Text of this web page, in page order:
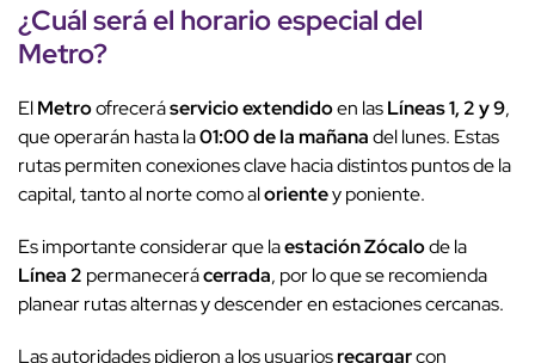
¿Cuál será el horario especialdel
Metro?
ElMetroofreceráservicio extendidoen lasLíneas 1, 2 y 9,
que operarán hasta la01:00 de la mañanadel lunes. Estas
rutas permiten conexiones clave hacia distintos puntos de la
capital, tanto al norte como alorientey poniente.
Es importante considerar que laestación Zócalode la
Línea 2 permanecerácerrada, por lo que se recomienda
planear rutas alternas y descender en estaciones cercanas.
Las autoridades pidieron a los usuariosrecargarcon